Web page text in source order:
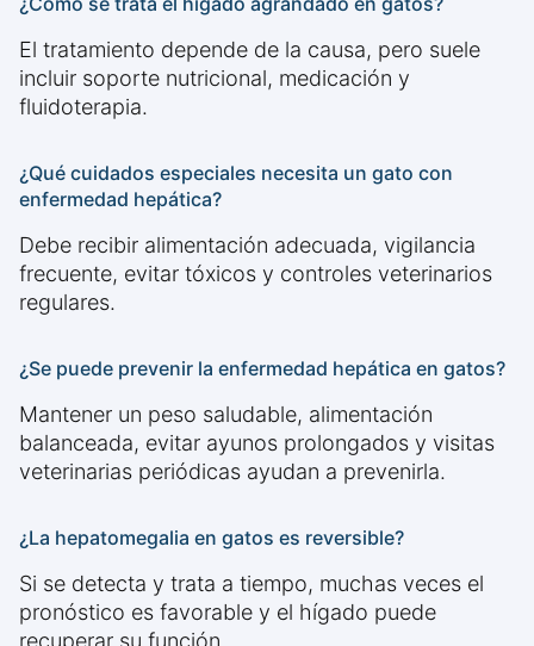
El tratamiento depende de la causa, pero suele
incluir soporte nutricional, medicación y
fluidoterapia.
¿Qué cuidados especiales necesita un gato con
enfermedad hepática?
Debe recibir alimentación adecuada, vigilancia
frecuente, evitar tóxicos y controles veterinarios
regulares.
¿Se puede prevenir la enfermedad hepática en gatos?
Mantener un peso saludable, alimentación
balanceada, evitar ayunos prolongados y visitas
veterinarias periódicas ayudan a prevenirla.
¿La hepatomegalia en gatos es reversible?
Si se detecta y trata a tiempo, muchas veces el
pronóstico es favorable y el hígado puede
recuperar su función.